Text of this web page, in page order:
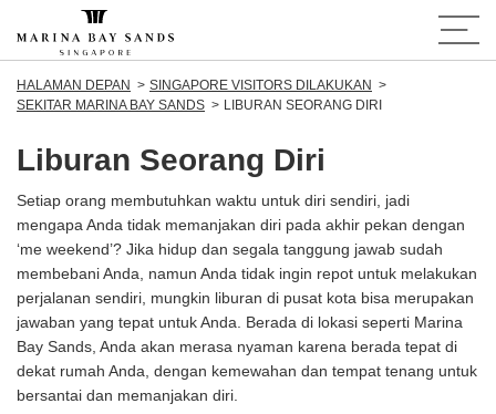
HALAMAN DEPAN
SINGAPORE VISITORS DILAKUKAN
SEKITAR MARINA BAY SANDS
LIBURAN SEORANG DIRI
Liburan Seorang Diri
Setiap orang membutuhkan waktu untuk diri sendiri, jadi
mengapa Anda tidak memanjakan diri pada akhir pekan dengan
‘me weekend’? Jika hidup dan segala tanggung jawab sudah
membebani Anda, namun Anda tidak ingin repot untuk melakukan
perjalanan sendiri, mungkin liburan di pusat kota bisa merupakan
jawaban yang tepat untuk Anda. Berada di lokasi seperti Marina
Bay Sands, Anda akan merasa nyaman karena berada tepat di
dekat rumah Anda, dengan kemewahan dan tempat tenang untuk
bersantai dan memanjakan diri.